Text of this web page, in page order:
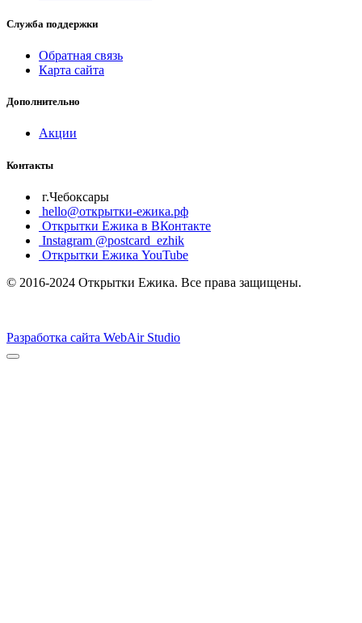
Служба поддержки
Обратная связь
Карта сайта
Дополнительно
Акции
Контакты
г.Чебоксары
hello@открытки-ежика.рф
Открытки Ежика в ВКонтакте
Instagram @postcard_ezhik
Открытки Ежика YouTube
© 2016-2024 Открытки Ежика. Все права защищены.
Разработка сайта WebAir Studio